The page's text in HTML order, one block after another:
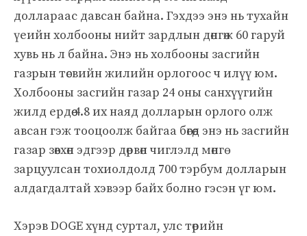
доллараас давсан байна. Гэхдээ энэ нь тухайн
үеийн холбооны нийт зардлын дөнгөж 60 гаруй
хувь нь л байна. Энэ нь холбооны засгийн
газрын төсвийн жилийн орлогоос ч илүү юм.
Холбооны засгийн газар 24 оны санхүүгийн
жилд ердөө 4.8 их наяд долларын орлого олж
авсан гэж тооцоолж байгаа бөгөөд энэ нь засгийн
газар зөвхөн эдгээр дөрвөн чиглэлд мөнгө
зарцуулсан тохиолдолд 700 тэрбум долларын
алдагдалтай хэвээр байх болно гэсэн үг юм.
Хэрэв DOGE хүнд суртал, улс төрийн